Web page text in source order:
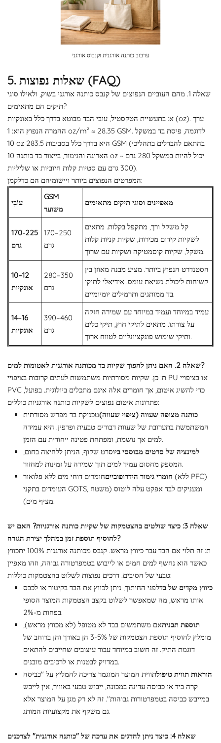
ערבוב כותנה אורגנית וקנבוס אורגני
5. שאלות נפוצות (FAQ)
שאלה 1. מהם העוביים הנפוצים של קנבס כותנה אורגני בשוק, ולאילו סוגי
תיקים הם מתאימים?
א: בתעשיית הטקסטיל, עובי הבד מבוטא בדרך כלל באונקיות (oz). ערך
ההמרה הנפוץ הוא: 1 oz/m² ≈ 28.35 GSM. לדוגמה, פיסת בד במשקל
10 oz היא בדרך כלל בסביבות 283.5 GSM (בהתאם להבדלים בתהליכי
האריגה והגימור, בייצור בד כותנה 10 oz יכול להיות במשקל 280 גרם ~
300 גרם עם סטיות קלות חיוביות או שליליות).
המפרטים הנפוצים ביותר ויישומיהם הם כדלקמן:
עוֹבִי
GSM
משוער
מאפיינים וסוגי תיקים מתאימים
170-225
גרם
170–250
גרם
קל משקל ורך, מתקפל בקלות. מתאים
לשקיות קידום מכירות, שקיות קניות קלות
משקל, שקיות קוסמטיקה ושקיות עם שרוך.
10–12
אונקיות
280–350
גרם
הסטנדרט הנפוץ ביותר. מציע מבנה מאוזן בין
קשיחות ליכולת נשיאת עומס. אידיאלי לתיקי
בד ממותגים ותרמילים יומיומיים.
14–16
אונקיות
390–460
גרם
עמיד במיוחד ועמיד במיוחד עם שמירה חזקה
על צורתו. מתאים לתיקי חוץ, תיקי כלים
ותיקי שימוש פונקציונליים לטווח ארוך.
שאלה 2. האם ניתן להפוך שקיות בד מכותנה אורגנית לאטומות למים?
ת: כן. שקיות מסורתיות משתמשות לעתים קרובות בציפויי PU או בציפויי
PVC כדי להשיג איטום, אך חומרים אלה אינם מתכלים ביולוגית. בפועל,
פתרונות איטום נפוצים לשקיות כותנה אורגניות כוללים:
כותנה מצופה שעווה (ציפוי שעווה)טכניקת בד מפרש מסורתית
המשתמשת בתערובת של שעוות דבורים טבעית ופרפין. היא עמידה
למים אך נושמת, ומפתחת פטינה ייחודית עם הזמן.
למינציה של סרטים מבוססי ביוסרט שקוף, הניתן ללחיצה בחום,
המספק מחסום עמיד למים תוך שמירה על זמינות למחזור.
חומרי גימור הידרופובייםחומרים דוחי מים ללא פלואור (ללא PFC)
העומדים בתקני GOTS, ומעניקים לבד אפקט עלה לוטוס (משטח
מציף מים).
שאלה 3: כיצד שולטים בהצטמקות של שקיות כותנה אורגניות? האם יש
להוסיף תוספת זמן במהלך יצירת הגזרה?
ת: זה תלוי אם הבד עבר כיווץ מראש. קנבס מכותנה אורגנית 100% יתכווץ
כאשר הוא נחשף למים חמים או לייבוש בטמפרטורה גבוהה, וזהו מאפיין
טבעי של הסיבים. דרכים נפוצות לשלוט בהצטמקות כוללות:
כיווץ מקדים של בדלפני החיתוך, ניתן לכווץ את הבד בקיטור או לכבס
אותו מראש, מה שמאפשר לשלוט בקצב הצטמקות המוצר הסופי
בפחות מ-2%.
תוספת תבניתאם משתמשים בבד לא מטופל (לא מכווץ מראש),
מומלץ להוסיף תוספת הצטמקות של 3-5% הן באורך והן ברוחב של
דוגמת התיק. זה חשוב במיוחד עבור עיצובים שחייבים להתאים
במדויק לבטנות או לרכיבים מובנים.
הוראות תווית טיפולתווית המוצר המוגמר צריכה להמליץ ​​על "כביסה
קרה ביד או כביסה עדינה במכונה, ייבוש טבעי באוויר, אין לייבש
במייבש כביסה בטמפרטורות גבוהות". זה לא רק מגן על המוצר אלא
גם משקף את מקצועיות המותג.
שאלה 4: כיצד ניתן להדגים את ערכה של "כותנה אורגנית" לצרכנים